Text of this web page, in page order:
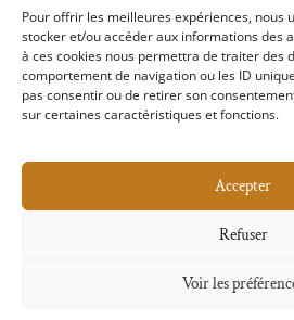
Pour offrir les meilleures expériences, nous
stocker et/ou accéder aux informations des
à ces cookies nous permettra de traiter des
comportement de navigation ou les ID
pas consentir ou de retirer son
sur certaines caractéristiques et fonctions.
Accepter
Refuser
Voir les
Mentions
Copyright © 2025 Club de la presse 83